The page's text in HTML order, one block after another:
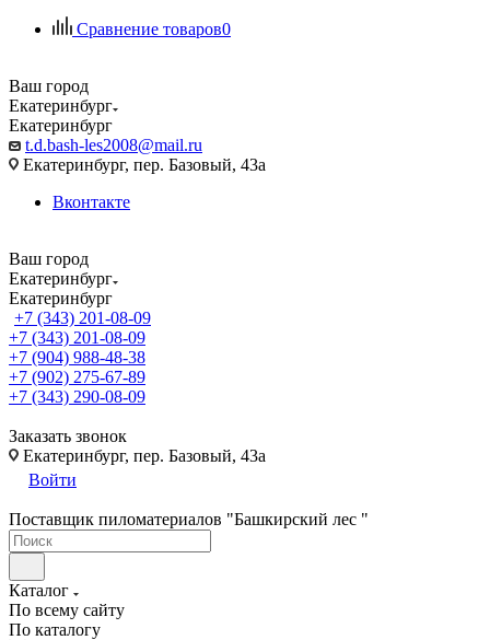
Сравнение товаров0
Ваш город
Екатеринбург
Екатеринбург
t.d.bash-les2008@mail.ru
Екатеринбург, пер. Базовый, 43а
Вконтакте
Ваш город
Екатеринбург
Екатеринбург
+7 (343) 201-08-09
+7 (343) 201-08-09
+7 (904) 988-48-38
+7 (902) 275-67-89
+7 (343) 290-08-09
Заказать звонок
Екатеринбург, пер. Базовый, 43а
Войти
Поставщик пиломатериалов "Башкирский лес "
Каталог
По всему сайту
По каталогу